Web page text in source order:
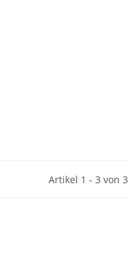
Artikel 1 - 3 von 3